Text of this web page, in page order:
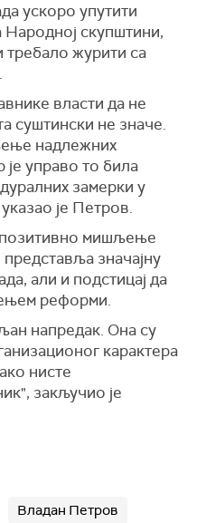
ускоро упутити
скупштини,
требало журити са
власти да не
суштински не значе.
надлежних
је управо то била
замерки у
је Петров.
мишљење
значајну
али и подстицај да
реформи.
напредак. Она су
карактера
нисте
закључио је
Владан Петров